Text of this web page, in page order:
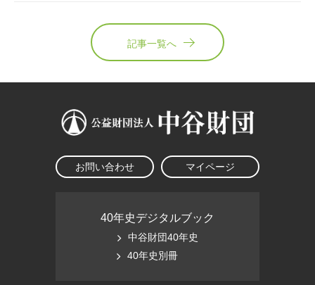
記事一覧へ
お問い合わせ マイページ
40年史デジタルブック
中谷財団40年史
40年史別冊